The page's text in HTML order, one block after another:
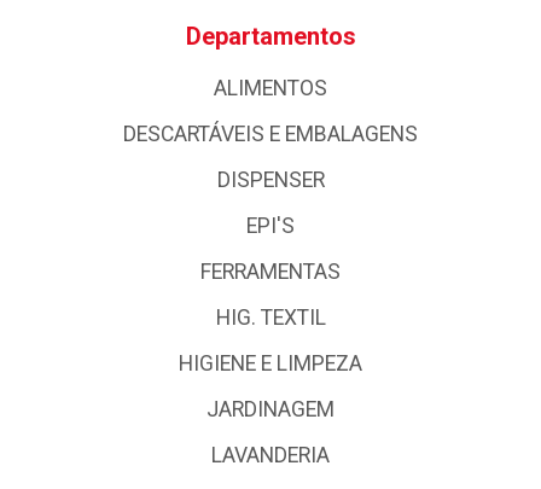
Departamentos
ALIMENTOS
DESCARTÁVEIS E EMBALAGENS
DISPENSER
EPI'S
FERRAMENTAS
HIG. TEXTIL
HIGIENE E LIMPEZA
JARDINAGEM
LAVANDERIA